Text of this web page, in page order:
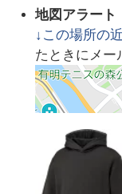
地図アラート
↓この場所の
たときにメー